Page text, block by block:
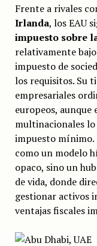
Frente a rivales
Irlanda, los EAU
impuesto sobre
relativamente
impuesto de
los requisitos. Su
empresariales
europeos, aunque
multinacionales lo
impuesto mínimo.
como un modelo
opaco, sino un
de vida, donde
gestionar activos
ventajas fiscales